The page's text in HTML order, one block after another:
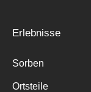
Erlebnisse
Sorben
Ortsteile